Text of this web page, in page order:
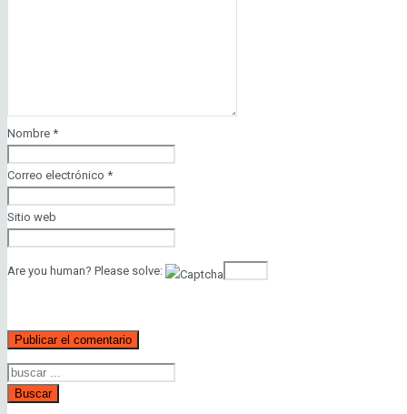
Nombre *
Correo electrónico *
Sitio web
Are you human? Please solve:
Buscar